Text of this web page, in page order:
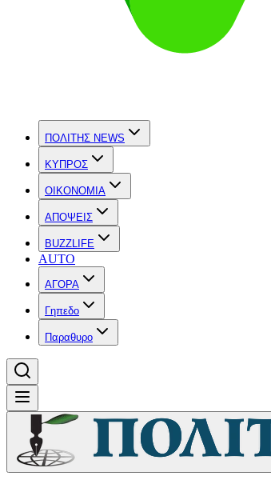
ΠΟΛΙΤΗΣ NEWS
ΚΥΠΡΟΣ
OIKONOMIA
ΑΠΟΨΕΙΣ
BUZZLIFE
AUTO
ΑΓΟΡΑ
Γηπεδο
Παραθυρο